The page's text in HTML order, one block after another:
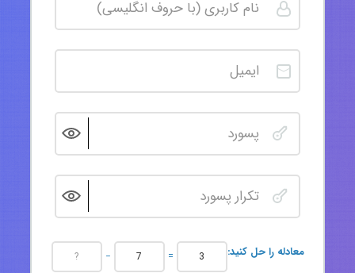
:معادله را حل کنید − =